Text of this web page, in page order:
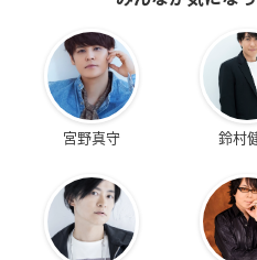
宮野真守 鈴村